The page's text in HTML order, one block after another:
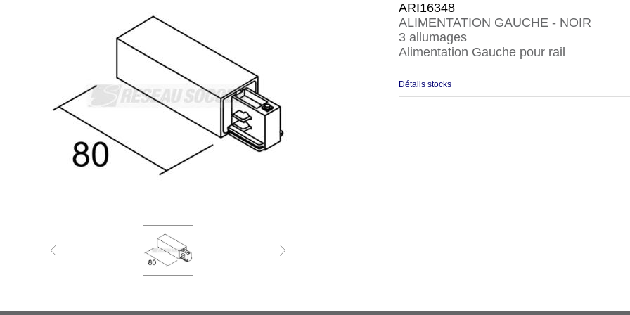
ARI16348
ALIMENTATION GAUCHE - NOIR
3 allumages
Alimentation Gauche pour rail
Détails stocks